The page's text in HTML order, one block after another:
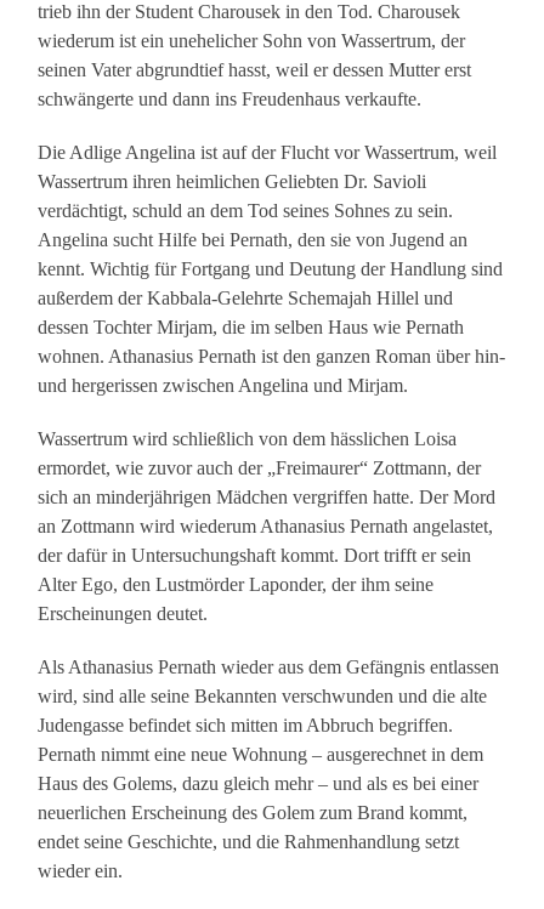
trieb ihn der Student Charousek in den Tod. Charousek
wiederum ist ein unehelicher Sohn von Wassertrum, der
seinen Vater abgrundtief hasst, weil er dessen Mutter erst
schwängerte und dann ins Freudenhaus verkaufte.
Die Adlige Angelina ist auf der Flucht vor Wassertrum, weil
Wassertrum ihren heimlichen Geliebten Dr. Savioli
verdächtigt, schuld an dem Tod seines Sohnes zu sein.
Angelina sucht Hilfe bei Pernath, den sie von Jugend an
kennt. Wichtig für Fortgang und Deutung der Handlung sind
außerdem der Kabbala-Gelehrte Schemajah Hillel und
dessen Tochter Mirjam, die im selben Haus wie Pernath
wohnen. Athanasius Pernath ist den ganzen Roman über hin-
und hergerissen zwischen Angelina und Mirjam.
Wassertrum wird schließlich von dem hässlichen Loisa
ermordet, wie zuvor auch der „Freimaurer“ Zottmann, der
sich an minderjährigen Mädchen vergriffen hatte. Der Mord
an Zottmann wird wiederum Athanasius Pernath angelastet,
der dafür in Untersuchungshaft kommt. Dort trifft er sein
Alter Ego, den Lustmörder Laponder, der ihm seine
Erscheinungen deutet.
Als Athanasius Pernath wieder aus dem Gefängnis entlassen
wird, sind alle seine Bekannten verschwunden und die alte
Judengasse befindet sich mitten im Abbruch begriffen.
Pernath nimmt eine neue Wohnung – ausgerechnet in dem
Haus des Golems, dazu gleich mehr – und als es bei einer
neuerlichen Erscheinung des Golem zum Brand kommt,
endet seine Geschichte, und die Rahmenhandlung setzt
wieder ein.